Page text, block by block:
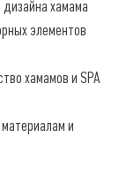
дизайна хамама
элементов
хамамов и SPA
и